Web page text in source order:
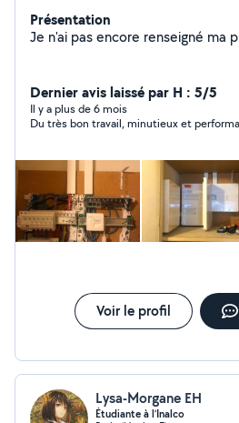
Présentation
Je
Dernier avis laissé par H : 5/5
Il y a plus de 6 mois
Du très bon travail, minutieux et
Voir le profil
Lysa-Morgane EH
Étudiante à l’Inalco